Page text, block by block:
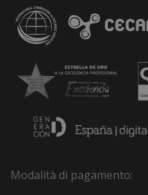
Modalità di pagamento: